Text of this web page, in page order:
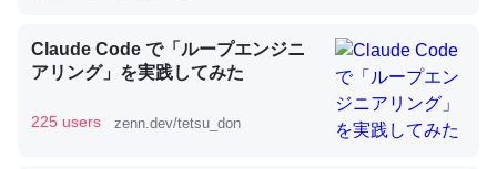
Claude Code で「ループエンジニ
アリング」を実践してみた
225 users zenn.dev/tetsu_don